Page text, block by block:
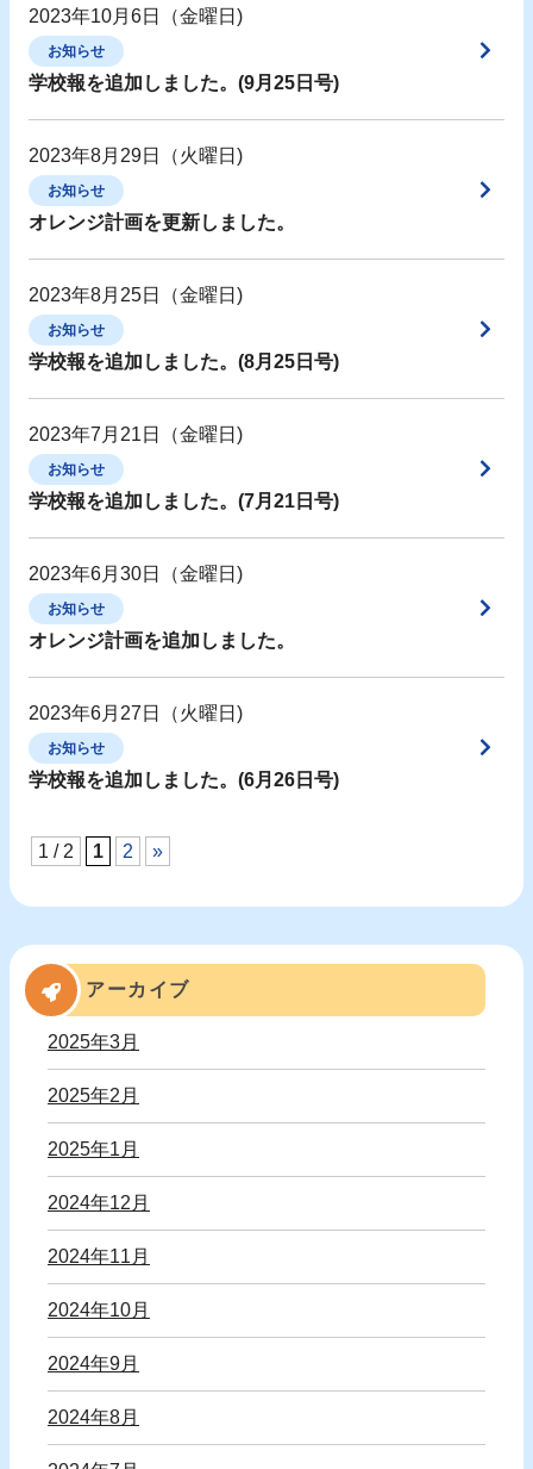
2023年10月6日（金曜日)
お知らせ
学校報を追加しました。(9月25日号)
2023年8月29日（火曜日)
お知らせ
オレンジ計画を更新しました。
2023年8月25日（金曜日)
お知らせ
学校報を追加しました。(8月25日号)
2023年7月21日（金曜日)
お知らせ
学校報を追加しました。(7月21日号)
2023年6月30日（金曜日)
お知らせ
オレンジ計画を追加しました。
2023年6月27日（火曜日)
お知らせ
学校報を追加しました。(6月26日号)
1 / 2 1 2 »
アーカイブ
2025年3月
2025年2月
2025年1月
2024年12月
2024年11月
2024年10月
2024年9月
2024年8月